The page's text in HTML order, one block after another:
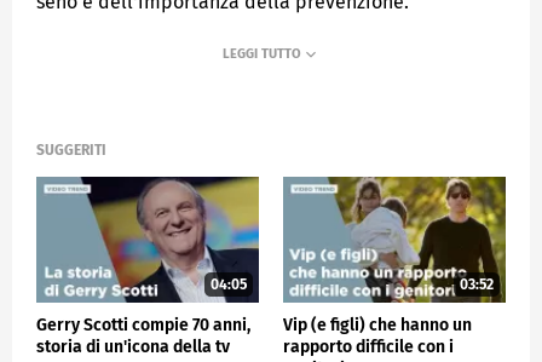
VERISSIMO
SUGGERITI
04:05
Gerry Scotti compie 70 anni,
storia di un'icona della tv
03:52
Vip (e figli) che hanno un
rapporto difficile con i